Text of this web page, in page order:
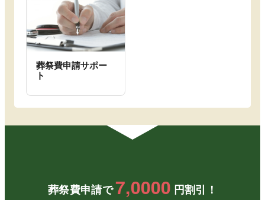
葬祭費申請サポー
ト
葬祭費申請で 7,0000 円割引！